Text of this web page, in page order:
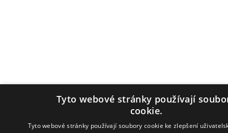
Tyto webové stránky používají
cookie.
Tyto webové stránky používají soubory cookie ke zlepšení